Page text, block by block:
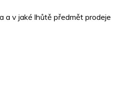
a v jaké lhůtě předmět prodeje